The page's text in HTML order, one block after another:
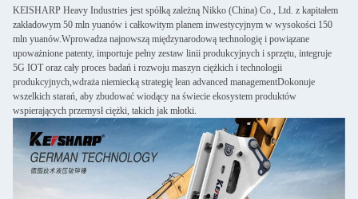
KEISHARP Heavy Industries jest spółką zależną Nikko (China) Co., Ltd. z kapitałem
zakładowym 50 mln yuanów i całkowitym planem inwestycyjnym w wysokości 150
mln yuanów.Wprowadza najnowszą międzynarodową technologię i powiązane
upoważnione patenty, importuje pełny zestaw linii produkcyjnych i sprzętu, integruje
5G IOT oraz cały proces badań i rozwoju maszyn ciężkich i technologii
produkcyjnych,wdraża niemiecką strategię lean advanced managementDokonuje
wszelkich starań, aby zbudować wiodący na świecie ekosystem produktów
wspierających przemysł ciężki, takich jak młotki.